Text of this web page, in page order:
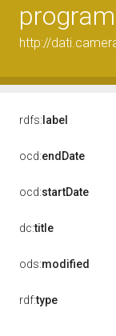
http://
rdfs: label
ocd:endDate
ocd:startDate
dc:title
ods:modified
rdf:type